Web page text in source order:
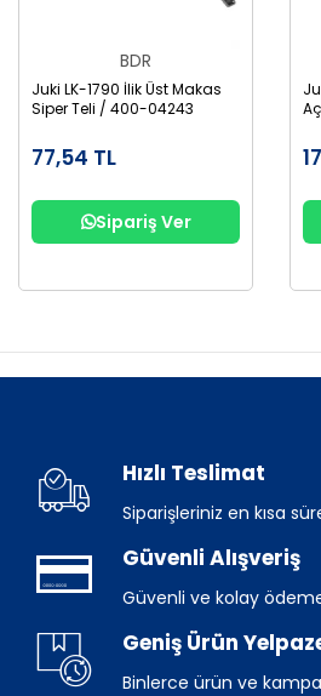
BDR
Juki LK-1790 İlik Üst Makas
Siper Teli / 400-04243
77,54 TL
Sipariş Ver
Hızlı Teslimat
Siparişleriniz en kısa
Güvenli Alışveriş
Güvenli ve kolay
Geniş Ürün
Binlerce ürün ve